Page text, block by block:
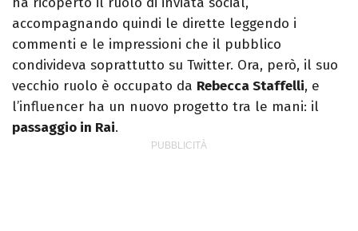
accompagnando quindi le dirette leggendo i
commenti e le impressioni che il pubblico
condivideva soprattutto su Twitter. Ora, però, il suo
vecchio ruolo è occupato da Rebecca Staffelli, e
l’influencer ha un nuovo progetto tra le mani: il
passaggio in Rai.